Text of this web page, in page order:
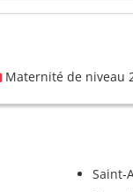
Maternité de niveau
Saint-